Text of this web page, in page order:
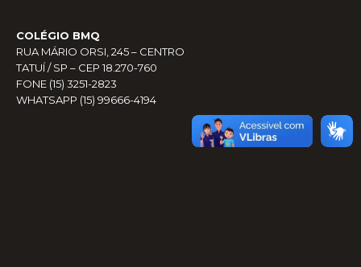
COLÉGIO BMQ
RUA MÁRIO ORSI, 245 – CENTRO
TATUÍ / SP – CEP 18.270-760
FONE (15) 3251-2823
WHATSAPP (15) 99666-4194